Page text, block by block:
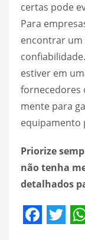
certas pode
Para
encontrar
estiver em
fornecedores
mente para
equipamento
Priorize
não tenha
detalhados